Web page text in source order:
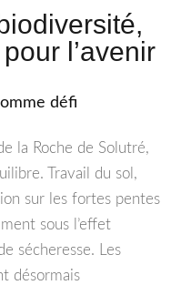
l’avenir
défi
la Roche de Solutré,
Travail du sol,
sur les fortes pentes
sous l’effet
sécheresse. Les
désormais